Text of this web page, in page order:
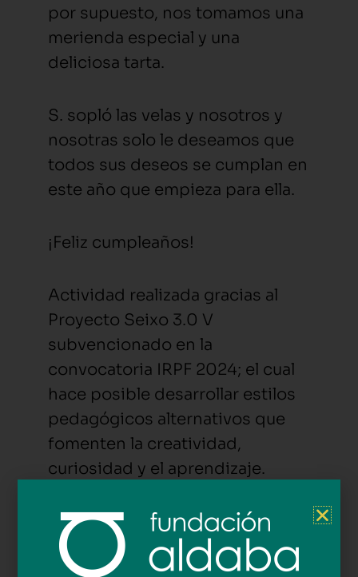
por supuesto, nos tomamos una
merienda especial y una
deliciosa tarta.
S. sopló las velas y nosotros y
nosotras solo le deseamos que
todos sus deseos se cumplan en
este año que empieza para ella.
¡Feliz cumpleaños!
Actividad realizada gracias al
Proyecto Seixo 3.0 V
subvencionado en la
convocatoria IRPF 2024; el cual
hace posible desarrollar estilos
pedagógicos alternativos que
fomenten la creatividad,
curiosidad y el aprendizaje.
A pasada fin de semana
celebramos o aniversario dunha
das peques da Casa de Familia